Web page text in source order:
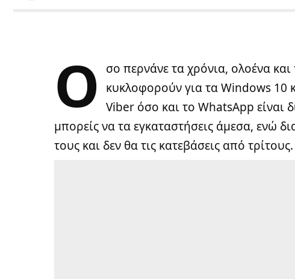
Ό
σο περνάνε τα χρόνια, ολοένα
κυκλοφορούν για τα Windows 10
Viber όσο και το WhatsApp είναι
μπορείς να τα εγκαταστήσεις άμεσα, ενώ
τους και δεν θα τις κατεβάσεις από τρίτους.